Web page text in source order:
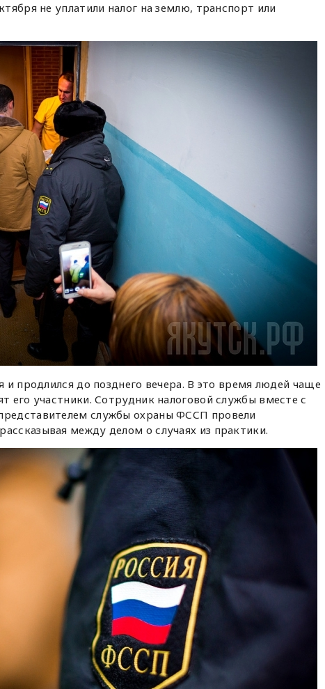
не уплатили налог на землю, транспорт или
и продлился до позднего вечера. В это время людей чаще
его участники. Сотрудник налоговой службы вместе с
службы охраны ФССП провели
между делом о случаях из практики.